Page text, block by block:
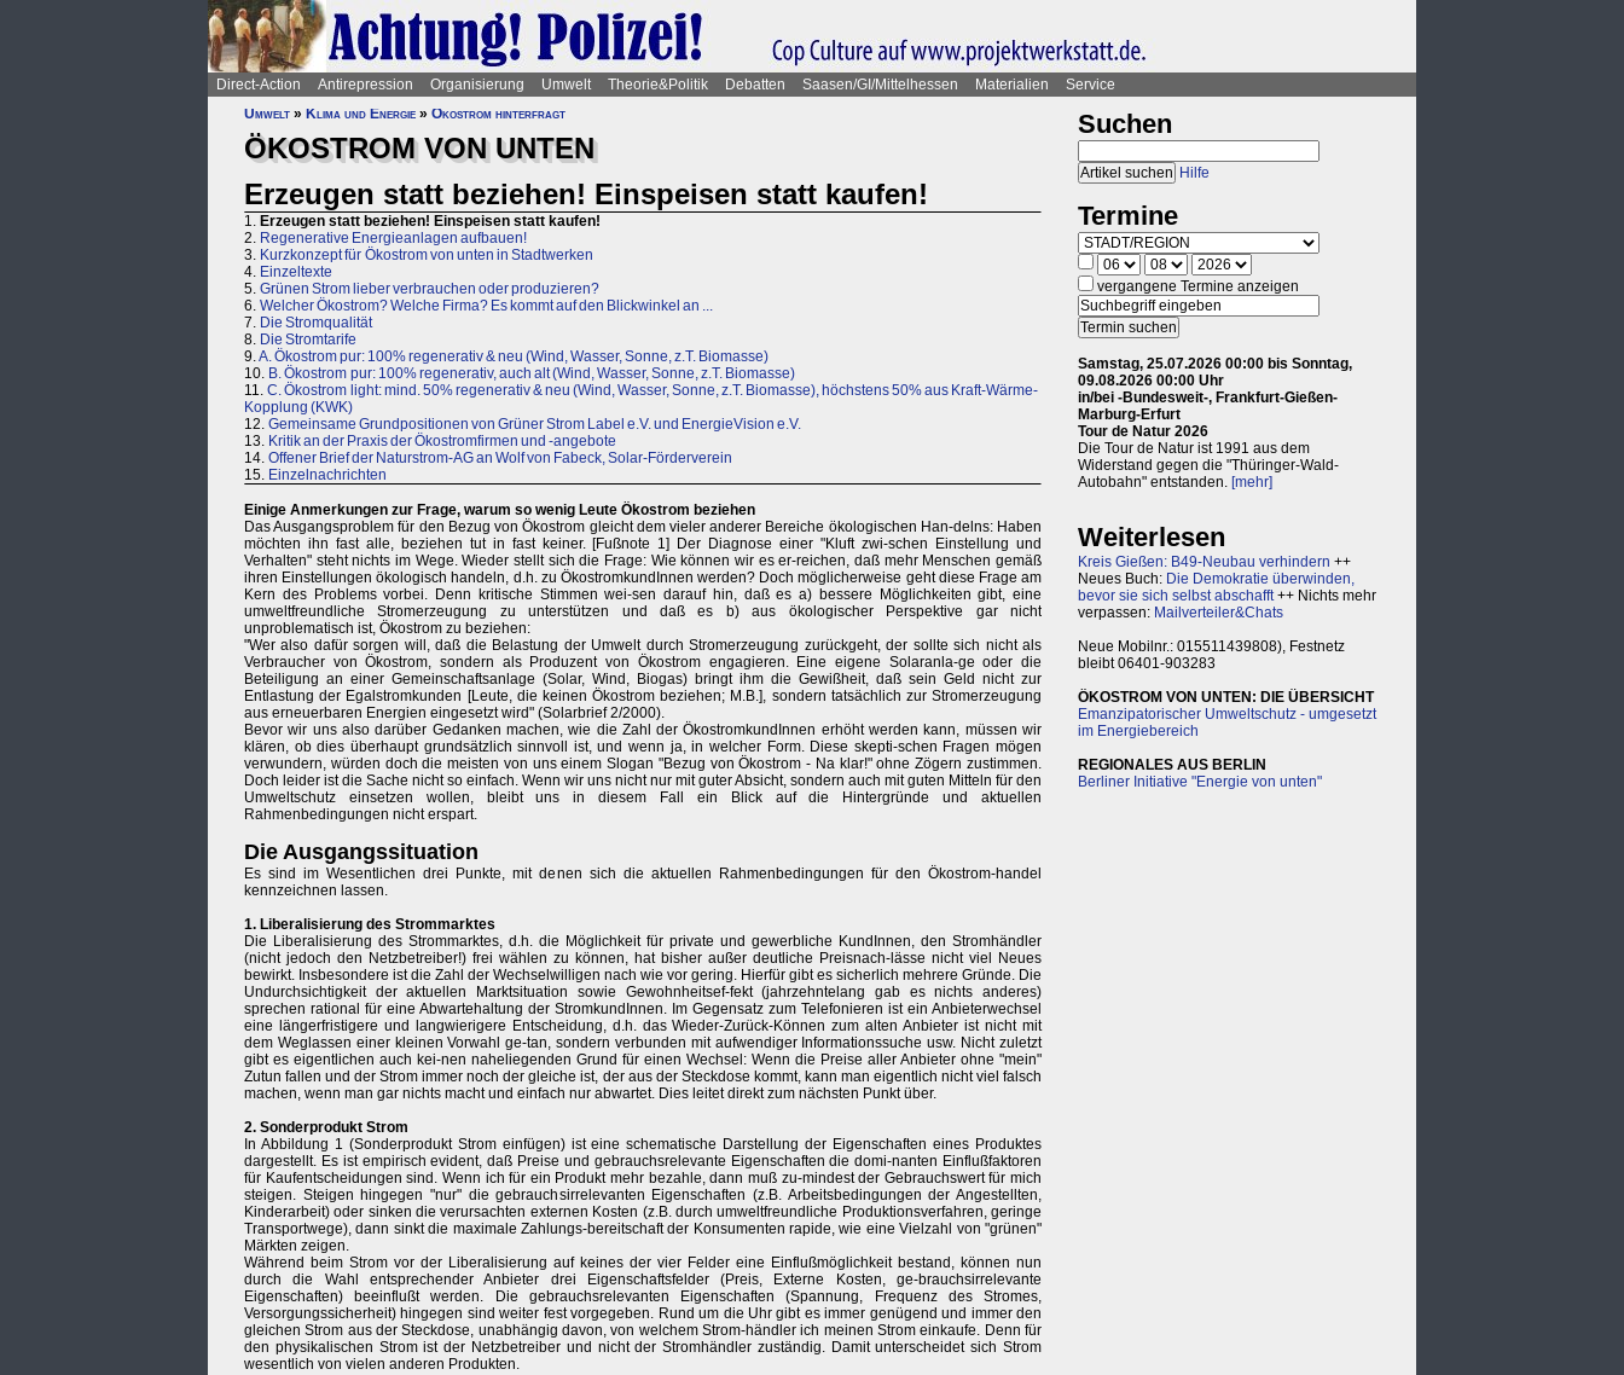
Direct-Action Antirepression Organisierung Umwelt Theorie&Politik Debatten Saasen/GI/Mittelhessen Materialien
Service
Umwelt » Klima und Energie » Ökostrom hinterfragt
ÖKOSTROM VON UNTEN
Erzeugen statt beziehen! Einspeisen statt kaufen!
1. Erzeugen statt beziehen! Einspeisen statt kaufen!
2. Regenerative Energieanlagen aufbauen!
3. Kurzkonzept für Ökostrom von unten in Stadtwerken
4. Einzeltexte
5. Grünen Strom lieber verbrauchen oder produzieren?
6. Welcher Ökostrom? Welche Firma? Es kommt auf den Blickwinkel an ...
7. Die Stromqualität
8. Die Stromtarife
9.A. Ökostrom pur: 100% regenerativ & neu (Wind, Wasser, Sonne, z.T. Biomasse)
10. B. Ökostrom pur: 100% regenerativ, auch alt (Wind, Wasser, Sonne, z.T. Biomasse)
11. C. Ökostrom light: mind. 50% regenerativ & neu (Wind, Wasser, Sonne, z.T. Biomasse), höchstens 50% aus Kraft-Wärme-
Kopplung (KWK)
12. Gemeinsame Grundpositionen von Grüner Strom Label e.V. und EnergieVision e.V.
13. Kritik an der Praxis der Ökostromfirmen und -angebote
14. Offener Brief der Naturstrom-AG an Wolf von Fabeck, Solar-Förderverein
15. Einzelnachrichten
Einige Anmerkungen zur Frage, warum so wenig Leute Ökostrom beziehen
Das Ausgangsproblem für den Bezug von Ökostrom gleicht dem vieler anderer Bereiche ökologischen Han-delns: Haben
möchten ihn fast alle, beziehen tut in fast keiner. [Fußnote 1] Der Diagnose einer "Kluft zwi-schen Einstellung und
Verhalten" steht nichts im Wege. Wieder stellt sich die Frage: Wie können wir es er-reichen, daß mehr Menschen gemäß
ihren Einstellungen ökologisch handeln, d.h. zu ÖkostromkundInnen werden? Doch möglicherweise geht diese Frage am
Kern des Problems vorbei. Denn kritische Stimmen wei-sen darauf hin, daß es a) bessere Möglichkeiten gibt, eine
umweltfreundliche Stromerzeugung zu unterstützen und daß es b) aus ökologischer Perspektive gar nicht
unproblematisch ist, Ökostrom zu beziehen:
"Wer also dafür sorgen will, daß die Belastung der Umwelt durch Stromerzeugung zurückgeht, der sollte sich nicht als
Verbraucher von Ökostrom, sondern als Produzent von Ökostrom engagieren. Eine eigene Solaranla-ge oder die
Beteiligung an einer Gemeinschaftsanlage (Solar, Wind, Biogas) bringt ihm die Gewißheit, daß sein Geld nicht zur
Entlastung der Egalstromkunden [Leute, die keinen Ökostrom beziehen; M.B.], sondern tatsächlich zur Stromerzeugung
aus erneuerbaren Energien eingesetzt wird" (Solarbrief 2/2000).
Bevor wir uns also darüber Gedanken machen, wie die Zahl der ÖkostromkundInnen erhöht werden kann, müssen wir
klären, ob dies überhaupt grundsätzlich sinnvoll ist, und wenn ja, in welcher Form. Diese skepti-schen Fragen mögen
verwundern, würden doch die meisten von uns einem Slogan "Bezug von Ökostrom - Na klar!" ohne Zögern zustimmen.
Doch leider ist die Sache nicht so einfach. Wenn wir uns nicht nur mit guter Absicht, sondern auch mit guten Mitteln für den
Umweltschutz einsetzen wollen, bleibt uns in diesem Fall ein Blick auf die Hintergründe und aktuellen
Rahmenbedingungen nicht erspart.
Die Ausgangssituation
Es sind im Wesentlichen drei Punkte, mit denen sich die aktuellen Rahmenbedingungen für den Ökostrom-handel
kennzeichnen lassen.
1. Liberalisierung des Strommarktes
Die Liberalisierung des Strommarktes, d.h. die Möglichkeit für private und gewerbliche KundInnen, den Stromhändler
(nicht jedoch den Netzbetreiber!) frei wählen zu können, hat bisher außer deutliche Preisnach-lässe nicht viel Neues
bewirkt. Insbesondere ist die Zahl der Wechselwilligen nach wie vor gering. Hierfür gibt es sicherlich mehrere Gründe. Die
Undurchsichtigkeit der aktuellen Marktsituation sowie Gewohnheitsef-fekt (jahrzehntelang gab es nichts anderes)
sprechen rational für eine Abwartehaltung der StromkundInnen. Im Gegensatz zum Telefonieren ist ein Anbieterwechsel
eine längerfristigere und langwierigere Entscheidung, d.h. das Wieder-Zurück-Können zum alten Anbieter ist nicht mit
dem Weglassen einer kleinen Vorwahl ge-tan, sondern verbunden mit aufwendiger Informationssuche usw. Nicht zuletzt
gibt es eigentlichen auch kei-nen naheliegenden Grund für einen Wechsel: Wenn die Preise aller Anbieter ohne "mein"
Zutun fallen und der Strom immer noch der gleiche ist, der aus der Steckdose kommt, kann man eigentlich nicht viel falsch
machen, wenn man gar nichts macht und einfach nur abwartet. Dies leitet direkt zum nächsten Punkt über.
2. Sonderprodukt Strom
In Abbildung 1 (Sonderprodukt Strom einfügen) ist eine schematische Darstellung der Eigenschaften eines Produktes
dargestellt. Es ist empirisch evident, daß Preise und gebrauchsrelevante Eigenschaften die domi-nanten Einflußfaktoren
für Kaufentscheidungen sind. Wenn ich für ein Produkt mehr bezahle, dann muß zu-mindest der Gebrauchswert für mich
steigen. Steigen hingegen "nur" die gebrauchsirrelevanten Eigenschaften (z.B. Arbeitsbedingungen der Angestellten,
Kinderarbeit) oder sinken die verursachten externen Kosten (z.B. durch umweltfreundliche Produktionsverfahren, geringe
Transportwege), dann sinkt die maximale Zahlungs-bereitschaft der Konsumenten rapide, wie eine Vielzahl von "grünen"
Märkten zeigen.
Während beim Strom vor der Liberalisierung auf keines der vier Felder eine Einflußmöglichkeit bestand, können nun
durch die Wahl entsprechender Anbieter drei Eigenschaftsfelder (Preis, Externe Kosten, ge-brauchsirrelevante
Eigenschaften) beeinflußt werden. Die gebrauchsrelevanten Eigenschaften (Spannung, Frequenz des Stromes,
Versorgungssicherheit) hingegen sind weiter fest vorgegeben. Rund um die Uhr gibt es immer genügend und immer den
gleichen Strom aus der Steckdose, unabhängig davon, von welchem Strom-händler ich meinen Strom einkaufe. Denn für
den physikalischen Strom ist der Netzbetreiber und nicht der Stromhändler zuständig. Damit unterscheidet sich Strom
wesentlich von vielen anderen Produkten.
Suchen
Hilfe
Termine
vergangene Termine anzeigen
Samstag, 25.07.2026 00:00 bis Sonntag,
09.08.2026 00:00 Uhr
in/bei -Bundesweit-, Frankfurt-Gießen-
Marburg-Erfurt
Tour de Natur 2026
Die Tour de Natur ist 1991 aus dem
Widerstand gegen die "Thüringer-Wald-
Autobahn" entstanden. [mehr]
Weiterlesen
Kreis Gießen: B49-Neubau verhindern ++
Neues Buch: Die Demokratie überwinden,
bevor sie sich selbst abschafft++ Nichts mehr
verpassen: Mailverteiler&Chats
Neue Mobilnr.: 015511439808), Festnetz
bleibt 06401-903283
ÖKOSTROM VON UNTEN: DIE ÜBERSICHT
Emanzipatorischer Umweltschutz - umgesetzt
im Energiebereich
REGIONALES AUS BERLIN
Berliner Initiative "Energie von unten"